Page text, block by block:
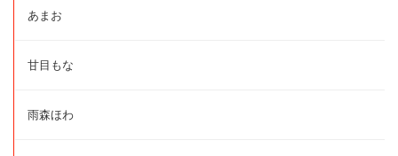
あまお
甘目もな
雨森ほわ